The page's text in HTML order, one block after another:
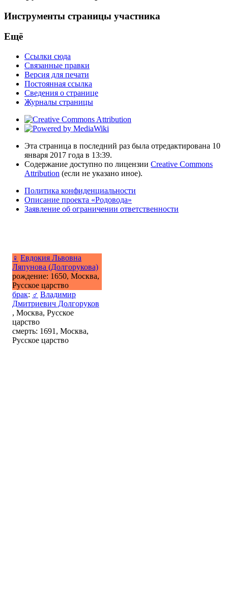
♀ Евдокия Львовна
Ляпунова (Долгорукова)
рождение: 1650, Москва,
Русское царство
брак: ♂ Владимир
Дмитриевич Долгоруков
, Москва, Русское
царство
смерть: 1691, Москва,
Русское царство
Инструменты страницы участника
Ещё
Ссылки сюда
Связанные правки
Версия для печати
Постоянная ссылка
Сведения о странице
Журналы страницы
Эта страница в последний раз была отредактирована 10
января 2017 года в 13:39.
Содержание доступно по лицензии Creative Commons
Attribution (если не указано иное).
Политика конфиденциальности
Описание проекта «Родовода»
Заявление об ограничении ответственности